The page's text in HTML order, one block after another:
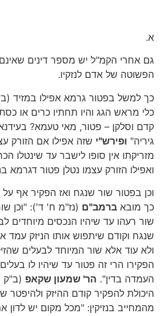
א.
גם אחרי הקמ"ל יש מספר דינים
הפשוטה של אדם לנזקיו.
כך למשל בפטור גרמא אפילו במזיד
כלי מראש הגג והיו תחתיו כרים או
קדם וסלקן – פטור, מאי טעמא?
גיריה" ופירש"י שזה אפילו אם הזורק
מזריקתו אין סופו לישבר עד שינטלו
ואפילו הזורק עצמו נטלן פטור דגרמא
וכן בפטור שור שנגח ואז הפקיר אף על
כך מובא ברמב"ם (נז"מ ח' ד'): "וכן
שור רעהו עד שיהיו הנכסים מיוחדים
שנגח וקודם שיתפוש אותו הניזק עמד
ולא עוד אלא שור המיוחד לבעלים
הפקירו הרי זה פטור עד שיהיו לו
העמדה בדין". הר' שמעון שקאפ (ב"ק
היכולת להפקיר קודם ההיזק ולהיפטר
מהמחייב בנזיקין: "מכל מקום יש